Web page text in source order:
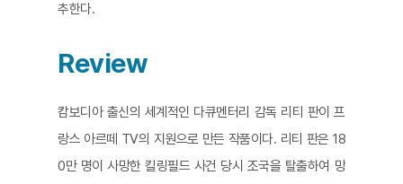
추한다.
Review
캄보디아 출신의 세계적인 다큐멘터리 감독 리티 판이 프
랑스 아르떼 TV의 지원으로 만든 작품이다. 리티 판은 18
0만 명이 사망한 킬링필드 사건 당시 조국을 탈출하여 망